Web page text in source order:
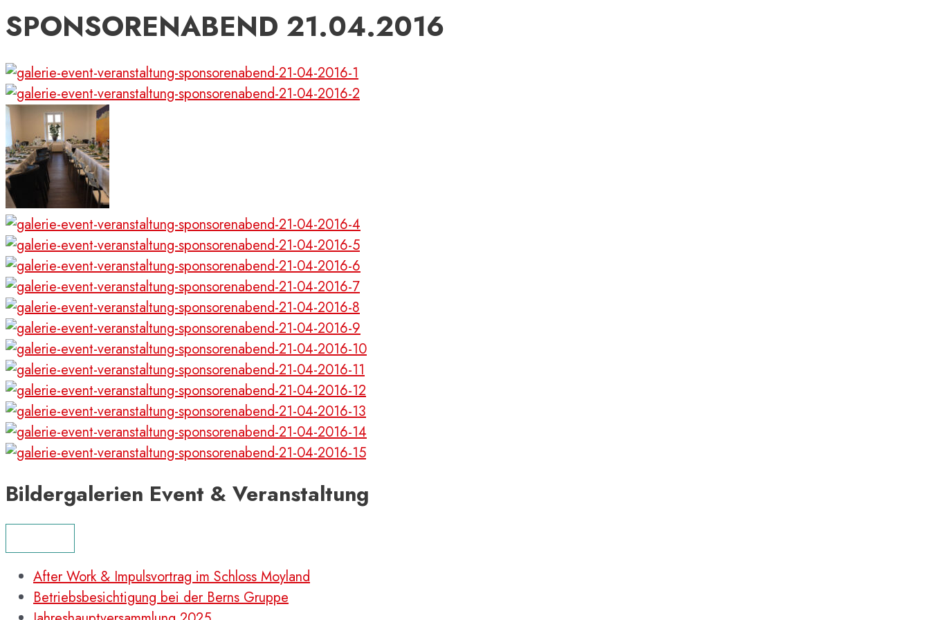
SPONSORENABEND 21.04.2016
Bildergalerien Event & Veranstaltung
After Work & Impulsvortrag im Schloss Moyland
Betriebsbesichtigung bei der Berns Gruppe